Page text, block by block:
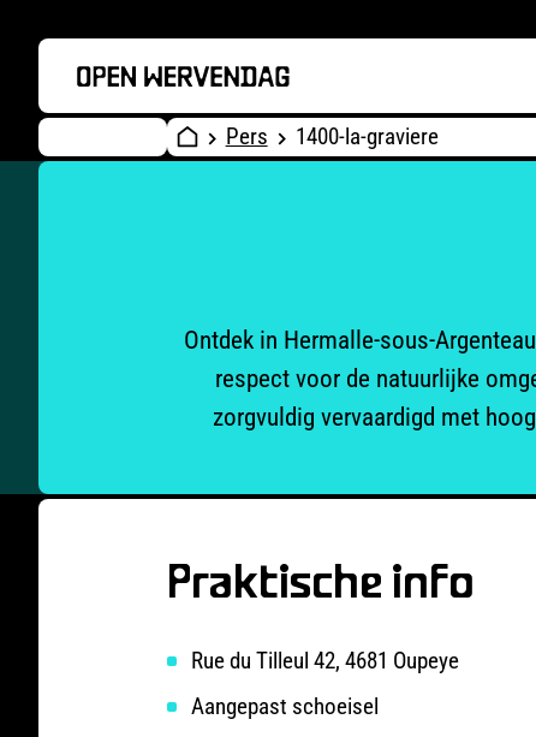
Pers 1400-la-graviere
Ontdek in Hermalle-sous-
respect voor de natuurlijke
zorgvuldig vervaardigd met
Praktische info
Rue du Tilleul 42, 4681 Oupeye
Aangepast schoeisel